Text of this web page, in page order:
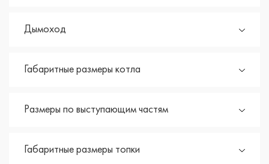
Дымоход
Габаритные размеры котла
Размеры по выступающим частям
Габаритные размеры топки